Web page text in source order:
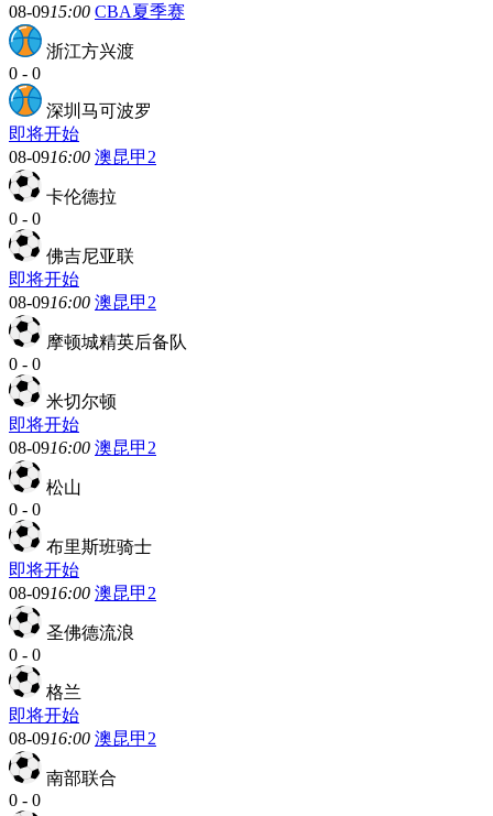
08-0915:00 CBA夏季赛
浙江方兴渡
0 - 0
深圳马可波罗
即将开始
08-0916:00 澳昆甲2
卡伦德拉
0 - 0
佛吉尼亚联
即将开始
08-0916:00 澳昆甲2
摩顿城精英后备队
0 - 0
米切尔顿
即将开始
08-0916:00 澳昆甲2
松山
0 - 0
布里斯班骑士
即将开始
08-0916:00 澳昆甲2
圣佛德流浪
0 - 0
格兰
即将开始
08-0916:00 澳昆甲2
南部联合
0 - 0